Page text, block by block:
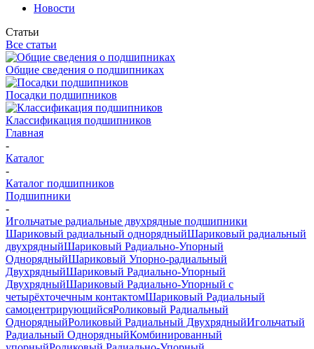
Новости
Статьи
Все статьи
Общие сведения о подшипниках
Посадки подшипников
Классификация подшипников
Главная
-
Каталог
-
Каталог подшипников
Подшипники
-
Игольчатые радиальные двухрядные подшипники
Шариковый радиальный однорядныйШариковый радиальный
двухрядныйШариковый Радиально-Упорный
ОднорядныйШариковый Упорно-радиальный
ДвухрядныйШариковый Радиально-Упорный
ДвухрядныйШариковый Радиально-Упорный с
четырёхточечным контактомШариковый Радиальный
самоцентрирующийсяРоликовый Радиальный
ОднорядныйРоликовый Радиальный ДвухрядныйИгольчатый
Радиальный ОднорядныйКомбинированный